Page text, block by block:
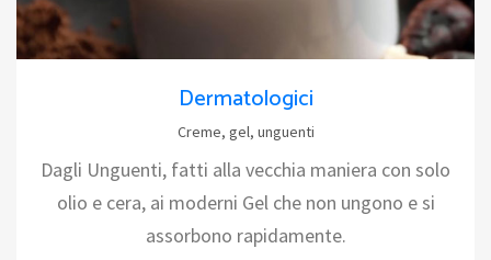
Dermatologici
Creme, gel, unguenti
Dagli Unguenti, fatti alla vecchia maniera con solo
olio e cera, ai moderni Gel che non ungono e si
assorbono rapidamente.